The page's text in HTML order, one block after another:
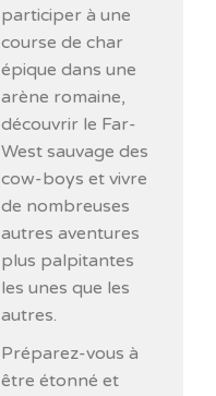
participer à une
course de char
épique dans une
arène romaine,
découvrir le Far-
West sauvage des
cow-boys et vivre
de nombreuses
autres aventures
plus palpitantes
les unes que les
autres.
Préparez-vous à
être étonné et